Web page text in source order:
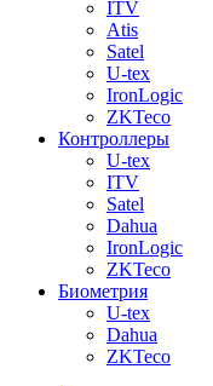
ITV
Atis
Satel
U-tex
IronLogic
ZKTeco
Контроллеры
U-tex
ITV
Satel
Dahua
IronLogic
ZKTeco
Биометрия
U-tex
Dahua
ZKTeco